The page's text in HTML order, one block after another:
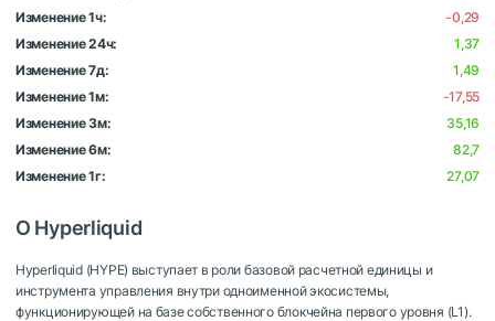
Изменение 1ч:
-0,29
Изменение 24ч:
1,37
Изменение 7д:
1,49
Изменение 1м:
-17,55
Изменение 3м:
35,16
Изменение 6м:
82,7
Изменение 1г:
27,07
О Hyperliquid
Hyperliquid (HYPE) выступает в роли базовой расчетной единицы и
инструмента управления внутри одноименной экосистемы,
функционирующей на базе собственного блокчейна первого уровня (L1).